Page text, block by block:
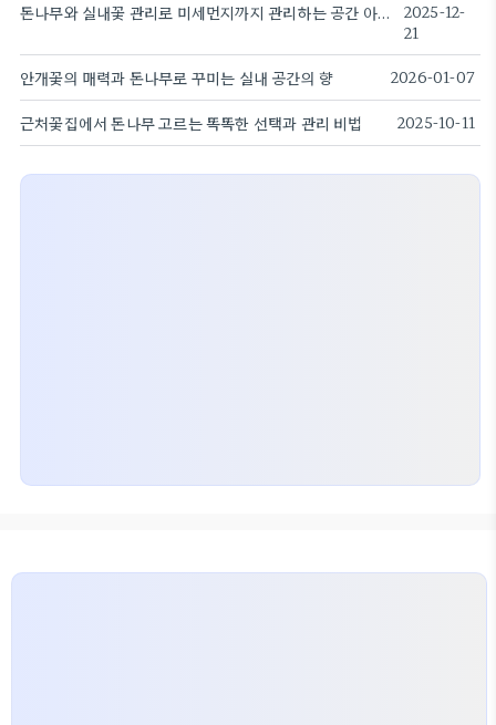
돈나무와 실내꽃 관리로 미세먼지까지 관리하는 공간 아이디어
2025-12-
21
안개꽃의 매력과 돈나무로 꾸미는 실내 공간의 향 2026-01-07
근처꽃집에서 돈나무 고르는 똑똑한 선택과 관리 비법 2025-10-11